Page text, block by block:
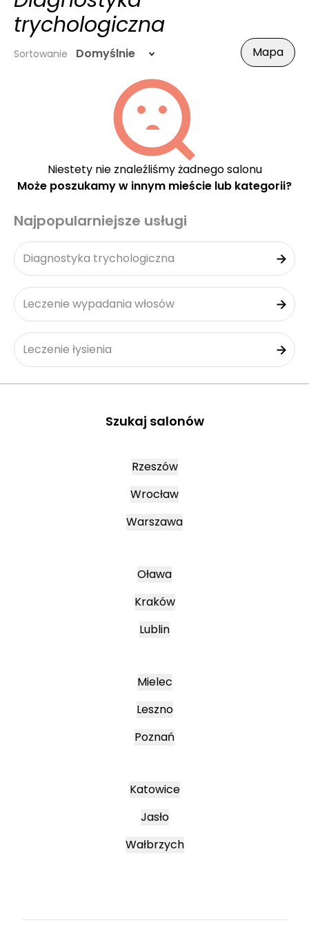
trychologiczna
Sortowanie Domyślnie Mapa
Niestety nie znaleźliśmy żadnego salonu
Może poszukamy w innym mieście lub kategorii?
Najpopularniejsze usługi
Diagnostyka trychologiczna
Leczenie wypadania włosów
Leczenie łysienia
Szukaj salonów
Rzeszów
Wrocław
Warszawa
Oława
Kraków
Lublin
Mielec
Leszno
Poznań
Katowice
Jasło
Wałbrzych